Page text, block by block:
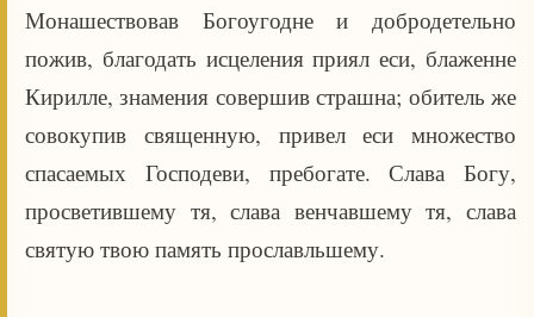
Монашествовав Богоугодне и добродетельно
пожив, благодать исцеления приял еси, блаженне
Кирилле, знамения совершив страшна; обитель же
совокупив священную, привел еси множество
спасаемых Господеви, пребогате. Слава Богу,
просветившему тя, слава венчавшему тя, слава
святую твою память прославльшему.